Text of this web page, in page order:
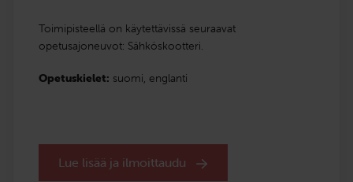
Toimipisteellä on käytettävissä seuraavat
opetusajoneuvot: Sähköskootteri.
Opetuskielet: suomi, englanti
Lue lisää ja ilmoittaudu